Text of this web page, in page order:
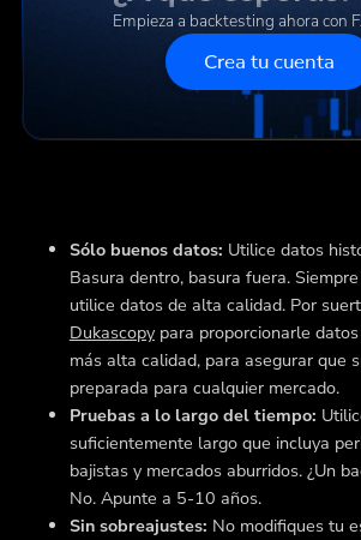
Empieza a backtesting ahora con
Crea tu cuenta
Sólo buenos datos: Utilice datos
Basura dentro, basura fuera.
utilice datos de alta calidad. Por
Dukascopypara proporcionarle
más alta calidad, para asegurar que
preparada para cualquier mercado.
Pruebas a lo largo del tiempo:
suficientemente largo que incluya
bajistas y mercados aburridos. ¿Un
No. Apunte a 5-10 años.
Sin sobreajustes: No modifiques tu